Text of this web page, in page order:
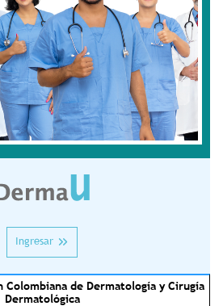
Ingresar
Colombiana de Dermatología y Cirugía
Dermatológica